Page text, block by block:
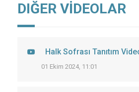
DIĞER VİDEOLAR
Halk Sofrası Tanıtım
01 Ekim 2024, 11:01